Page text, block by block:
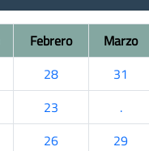
Febrero Marzo
28 31
23 .
26 29